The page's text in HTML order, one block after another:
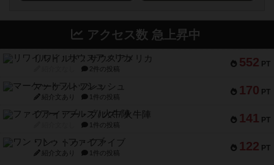
アクセス数 急上昇中
552 PT
リワイルド：サウスアメリカ
2件の投稿
170 PT
マーケットフレッシュ
紹介文あり 1件の投稿
141 PT
ファイアー・ブルズ / 火牛陣
1件の投稿
122 PT
ワン・トゥ・ファイブ
紹介文あり 1件の投稿